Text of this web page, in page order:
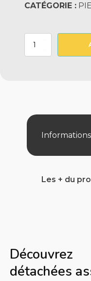
CATÉGORIE :
quantité
Les + du
détachées